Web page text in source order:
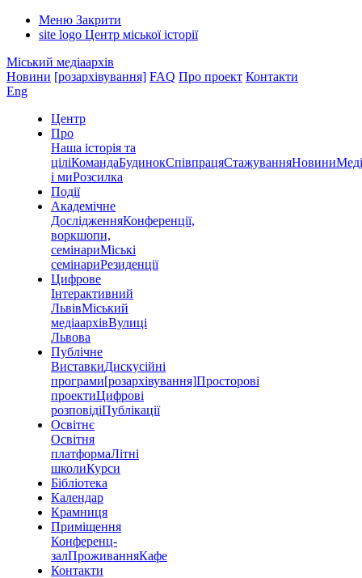
Меню Закрити
site logo Центр міської історії
Міський медіаархів
Новини [розархівування] FAQ Про проект Контакти
Eng
Центр
Про
Наша історія та
ціліКомандаБудинокСпівпрацяСтажуванняНовини
і миРозсилка
Події
Академічне
ДослідженняКонференції,
воркшопи,
семінариМіські
семінариРезиденції
Цифрове
Інтерактивний
ЛьвівМіський
медіаархівВулиці
Львова
Публічне
ВиставкиДискусійні
програми[розархівування]Просторові
проектиЦифрові
розповідіПублікації
Освітнє
Освітня
платформаЛітні
школиКурси
Бібліотека
Календар
Крамниця
Приміщення
Конференц-
залПроживанняКафе
Контакти